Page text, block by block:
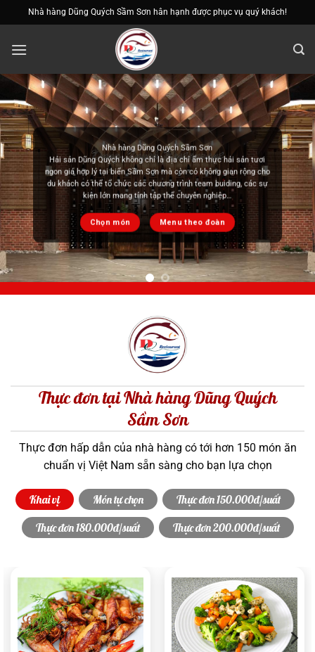
qua
nội
Nhà hàng Dũng Quých Sầm Sơn hân hạnh được phục vụ quý khách!
Ẩm thực việt nam
Không gì tuyệt vời bằng thưởng thức ẩm thực Việt Nam cùng gia
đình và người thân. Chúng tôi cung cấp các món lẩu chuẩn vị ẩm
thực Việt Nam mang đến cảm giác quen thuộc nhưng cực kỳ đặc
sắc cho bạn thưởng thức
Chọn món Menu theo đoàn
Thực đơn tại Nhà hàng Dũng Quých
Sầm Sơn
Thực đơn hấp dẫn của nhà hàng có tới hơn 150 món ăn
chuẩn vị Việt Nam sẵn sàng cho bạn lựa chọn
Khai vị Món tự chọn
Thực đơn 150.000đ/suất
Thực đơn 180.000đ/suất
Thực đơn 200.000đ/suất